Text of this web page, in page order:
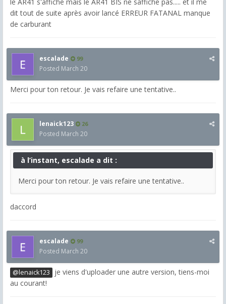
le AR41 s'affiche mais le AR41 BIS ne saffiche pas..... et il me
dit tout de suite après avoir lancé ERREUR FATANAL manque
de carburant
escalade 99
Posted March 20
Merci pour ton retour. Je vais refaire une tentative..
lenaick123 26
Posted March 20
à l’instant, escalade a dit :
Merci pour ton retour. Je vais refaire une tentative..
daccord
escalade 99
Posted March 20
@lenaick123
je viens d'uploader une autre version, tiens-moi
au courant!